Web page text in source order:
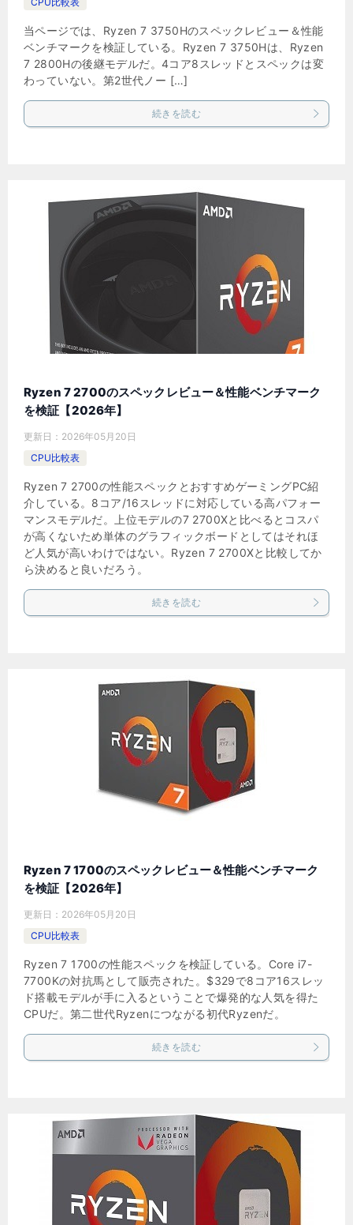
当ページでは、Ryzen 7 3750Hのスペックレビュー＆性能
ベンチマークを検証している。Ryzen 7 3750Hは、Ryzen
7 2800Hの後継モデルだ。4コア8スレッドとスペックは変
わっていない。第2世代ノー […]
続きを読む
Ryzen 7 2700のスペックレビュー＆性能ベンチマーク
を検証【2026年】
更新日： 2026年05月20日
CPU比較表
Ryzen 7 2700の性能スペックとおすすめゲーミングPC紹
介している。8コア/16スレッドに対応している高パフォー
マンスモデルだ。上位モデルの7 2700Xと比べるとコスパ
が高くないため単体のグラフィックボードとしてはそれほ
ど人気が高いわけではない。Ryzen 7 2700Xと比較してか
ら決めると良いだろう。
続きを読む
Ryzen 7 1700のスペックレビュー＆性能ベンチマーク
を検証【2026年】
更新日： 2026年05月20日
CPU比較表
Ryzen 7 1700の性能スペックを検証している。Core i7-
7700Kの対抗馬として販売された。$329で8コア16スレッ
ド搭載モデルが手に入るということで爆発的な人気を得た
CPUだ。第二世代Ryzenにつながる初代Ryzenだ。
続きを読む